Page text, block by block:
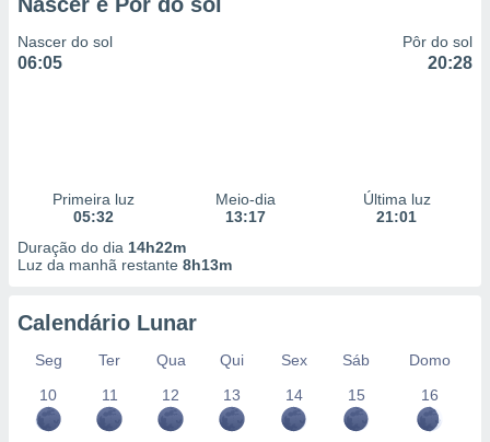
Nascer do sol
06:05
Pôr do sol
20:28
Primeira luz
05:32
Meio-dia
13:17
Última luz
21:01
Duração do dia 14h22m
Luz da manhã restante 8h13m
Calendário Lunar
Seg Ter Qua Qui Sex Sáb
Domo
10
11 12 13 14 15 16